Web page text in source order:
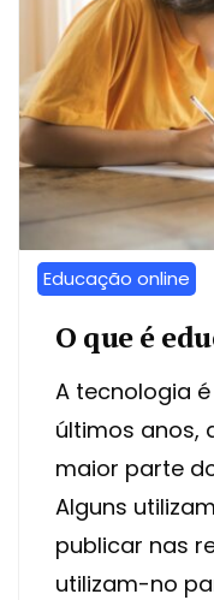
Educação online
O que é
A tecnologia
últimos anos,
maior parte
Alguns
publicar nas
utilizam-no